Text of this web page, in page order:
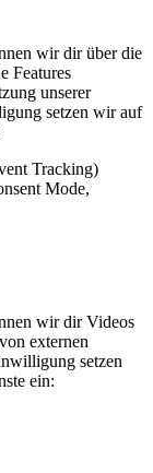
wir dir über die
Features
unserer
setzen wir auf
Tracking)
Mode,
wir dir Videos
externen
setzen
ein: